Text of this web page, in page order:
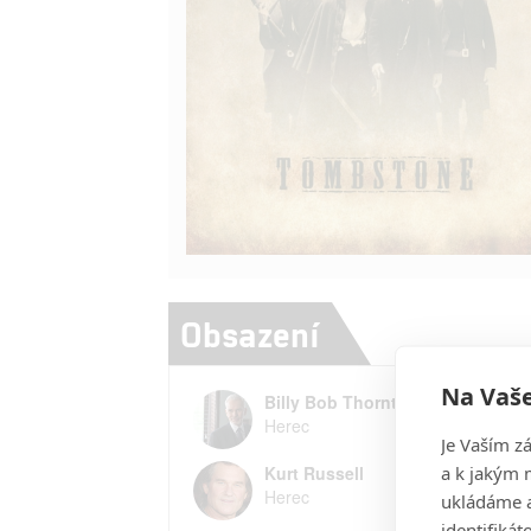
Obsazení
Billy Bob Thornton
Herec
Kurt Russell
Herec
Na
Je Vaším
a k jakým
ukládáme